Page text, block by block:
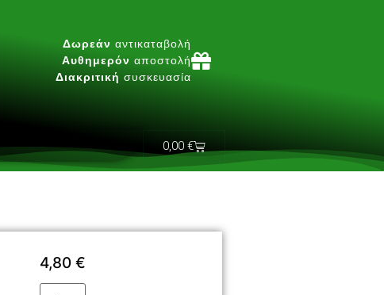
Δωρεάναντικαταβολή
Αυθημερόναποστολή
Διακριτικήσυσκευασία
0,00€
4,80 €